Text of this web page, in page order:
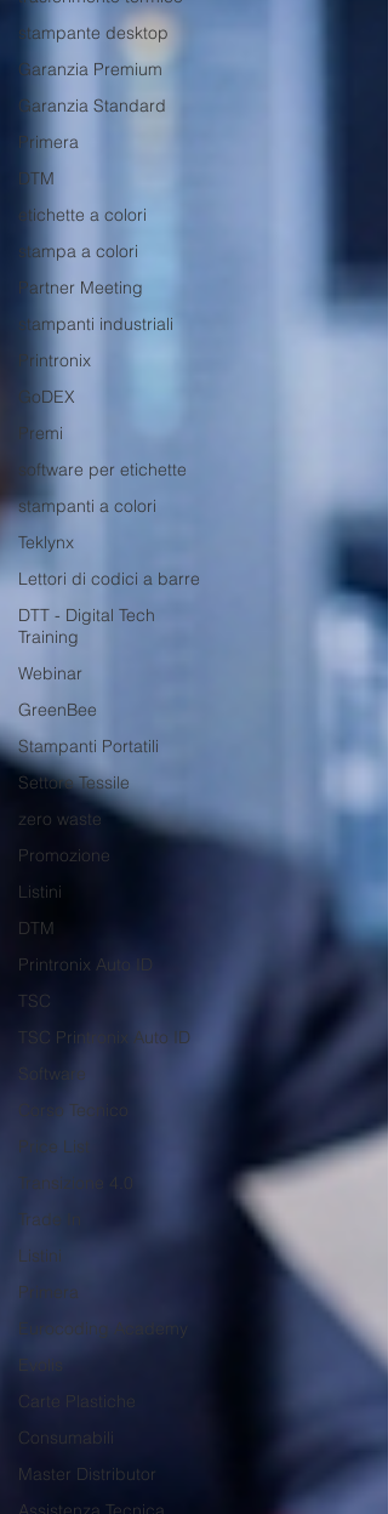
stampante desktop
Garanzia Premium
Garanzia Standard
Primera
DTM
etichette a colori
stampa a colori
Partner Meeting
stampanti industriali
Printronix
GoDEX
Premi
software per etichette
stampanti a colori
Teklynx
Lettori di codici a barre
DTT - Digital Tech
Training
Webinar
GreenBee
Stampanti Portatili
Settore Tessile
zero waste
Promozione
Listini
DTM
Printronix Auto ID
TSC
TSC Printronix Auto ID
Software
Corso Tecnico
Price List
Transizione 4.0
Trade In
Listini
Primera
Eurocoding Academy
Evolis
Carte Plastiche
Consumabili
Master Distributor